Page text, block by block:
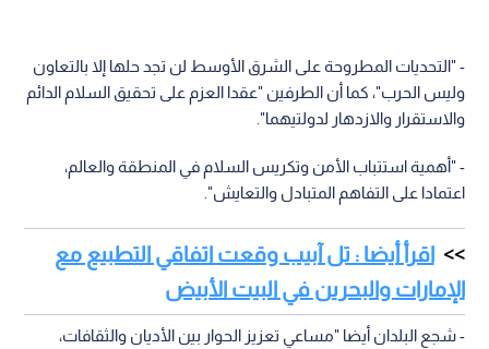
- "التحديات المطروحة على الشرق الأوسط لن تجد حلها إلا بالتعاون
وليس الحرب"، كما أن الطرفين "عقدا العزم على تحقيق السلام الدائم
والاستقرار والازدهار لدولتيهما".
- "أهمية استتباب الأمن وتكريس السلام في المنطقة والعالم،
اعتمادا على التفاهم المتبادل والتعايش".
اقرأ أيضا : تل آبيب وقعت اتفاقي التطبيع مع
الإمارات والبحرين في البيت الأبيض
- شجع البلدان أيضا "مساعي تعزيز الحوار بين الأديان والثقافات،